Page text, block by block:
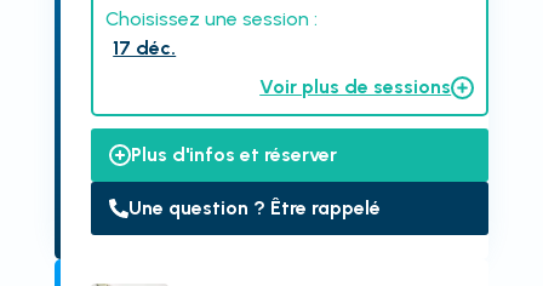
Choisissez une session :
17 déc.
Voir plus de sessions
Plus d'infos et réserver
Une question ? Être rappelé